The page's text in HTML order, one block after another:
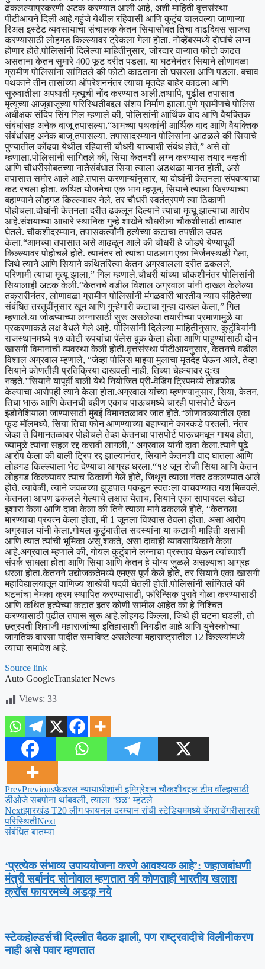
ढकलल्याप्रकरणी अटक करण्यात आली आहे, अशी माहिती वृत्तसंस्था
पीटीआयने दिली आहे.गहुंजे येथील रहिवासी आणि कुटुंब चालवल्या जाणाऱ्या
रिअल इस्टेट व्यवसायाचा संचालक केतन सियासोबत तिचा वाढदिवस साजरा
करण्यासाठी लोहगड किल्ल्यावर ट्रेकला गेला होता. नोव्हेंबरमध्ये दोघांचे लग्न
होणार होते.पोलिसांनी दिलेल्या माहितीनुसार, जोरदार वाऱ्यात फोटो काढत
असताना केतन सुमारे 400 फूट दरीत पडला. या घटनेनंतर सियाने लोणावळा
ग्रामीण पोलिसांना सांगितले की फोटो काढताना तो घसरला आणि पडला. बचाव
पथकाने तीन तासांच्या ऑपरेशननंतर त्याचा मृतदेह बाहेर काढला आणि
सुरुवातीला अपघाती मृत्यूची नोंद करण्यात आली.तथापि, पुढील तपासात
मृत्यूच्या आजूबाजूच्या परिस्थितीबद्दल संशय निर्माण झाला.पुणे ग्रामीणचे पोलिस
अधीक्षक संदिप सिंग गिल म्हणाले की, पोलिसांनी आर्थिक वाद आणि वैयक्तिक
संबंधांसह अनेक बाजू तपासल्या.“आमच्या पथकांनी आर्थिक वाद आणि वैयक्तिक
संबंधांसह अनेक बाजू तपासल्या. तपासादरम्यान पोलिसांना आढळले की सियाचे
पुण्यातील कोंढवा येथील रहिवासी चौधरी याच्याशी संबंध होते,” असे तो
म्हणाला.पोलिसांनी सांगितले की, सिया केतनशी लग्न करण्यास तयार नव्हती
आणि चौधरीसोबतच्या नातेसंबंधात सिया त्याला अडथळा मानत होती, असे
तपासात समोर आले आहे.तपास करणाऱ्यांनुसार, या दोघांनी केतनला संपवण्याचा
कट रचला होता. कथित योजनेचा एक भाग म्हणून, सियाने त्याला फिरण्याच्या
बहाण्याने लोहगड किल्ल्यावर नेले, तर चौधरी स्वतंत्रपणे त्या ठिकाणी
पोहोचला.दोघांनी केतनला दरीत ढकलून दिल्याने त्याचा मृत्यू झाल्याचा आरोप
आहे.संशयाच्या आधारे स्थानिक गुन्हे शाखेने चौधरीला चौकशीसाठी ताब्यात
घेतले. चौकशीदरम्यान, तपासकर्त्यांनी हत्येच्या कटाचा तपशील उघड
केला.“आमच्या तपासात असे आढळून आले की चौधरी हे जोडपे येण्यापूर्वी
किल्ल्यावर पोहोचले होते. त्यानंतर तो त्यांचा पाठलाग एका निर्जनस्थळी गेला,
जिथे त्याने आणि सियाने कथितरित्या केतन अग्रवालला दरीत ढकलले,
परिणामी त्याचा मृत्यू झाला,” गिल म्हणाले.चौधरी यांच्या चौकशीनंतर पोलिसांनी
सियालाही अटक केली.“केतनचे वडील विशाल अग्रवाल यांनी दाखल केलेल्या
तक्रारीनंतर, लोणावळा ग्रामीण पोलिसांनी मंगळवारी भारतीय न्याय संहितेच्या
संबंधित तरतुदींनुसार खून आणि गुन्हेगारी कटाचा गुन्हा दाखल केला,” गिल
म्हणाले.या जोडप्याच्या लग्नासाठी सुरू असलेल्या तयारीच्या प्रमाणामुळे या
प्रकरणाकडे लक्ष वेधले गेले आहे. पोलिसांनी दिलेल्या माहितीनुसार, कुटुंबियांनी
राजस्थानमध्ये १७ कोटी रुपयांचा पॅलेस बुक केला होता आणि पाहुण्यांसाठी दोन
खासगी विमानांची व्यवस्था केली होती.वृत्तसंस्था पीटीआयनुसार, केतनचे वडील
विशाल अग्रवाल म्हणाले, “जेव्हा पोलिस माझ्या मुलाचा मृतदेह घेऊन आले, तेव्हा
सियाने कोणतीही प्रतिक्रिया दाखवली नाही. तिच्या चेहऱ्यावर दुःख
नव्हते.”सियाने यापूर्वी बाली येथे नियोजित प्री-वेडिंग ट्रिपमध्ये तोडफोड
केल्याचा आरोपही त्याने केला होता.अग्रवाल यांच्या म्हणण्यानुसार, सिया, केतन,
तिचा भाऊ आणि केतनची बहीण एकाच पाऊचमध्ये चारही पासपोर्ट घेऊन
इंडोनेशियाला जाण्यासाठी मुंबई विमानतळावर जात होते.“लोणावळ्यातील एका
फूड मॉलमध्ये, सिया तिचा फोन आणण्याच्या बहाण्याने कारकडे परतली. नंतर
जेव्हा ते विमानतळावर पोहोचले तेव्हा केतनचा पासपोर्ट पाऊचमधून गायब होता,
ज्यामुळे त्यांना सहल रद्द करावी लागली,” अग्रवाल यांनी दावा केला.त्याने पुढे
आरोप केला की बाली ट्रिप रद्द झाल्यानंतर, सियाने केतनशी वाद घातला आणि
लोहगड किल्ल्याला भेट देण्याचा आग्रह धरला.“१४ जून रोजी सिया आणि केतन
लोहगड किल्ल्यावर त्याच ठिकाणी गेले होते, जिथून त्याला नंतर ढकलण्यात आले
होते. त्यावेळी, त्याने जवळच्या झुडपात पकडून स्वतःला वाचवण्यात यश मिळवले.
केतनला आपण ढकलले गेल्याचे लक्षात येताच, सियाने एका सापाबद्दल खोटा
इशारा केला आणि दावा केला की तिने त्याला मागे ढकलले होते, “केतनला
मारण्याचा प्रयत्न केला होता, मी 1 जूनला विश्वास ठेवला होता. असा आरोप
अग्रवाल यांनी केला.गोयल कुटुंबातील सदस्यांना या कटाची माहिती असावी
आणि त्यात त्यांची भूमिका असू शकते, असा दावाही व्यावसायिकाने केला
आहे.अग्रवाल म्हणाले की, गोयल कुटुंबाने लग्नाचा प्रस्ताव घेऊन त्यांच्याशी
संपर्क साधला होता आणि सिया आणि केतन हे योग्य जुळले असल्याचा आग्रह
धरला होता.केतनने उद्योजकतेमध्ये एमएस पूर्ण केले होते, तर सियाने एका खासगी
महाविद्यालयातून वाणिज्य शाखेची पदवी घेतली होती.पोलिसांनी सांगितले की
घटनांचा नेमका क्रम स्थापित करण्यासाठी, फॉरेन्सिक पुरावे गोळा करण्यासाठी
आणि कथित हत्येच्या कटात इतर कोणी सामील आहेत का हे निश्चित
करण्यासाठी पुढील तपास सुरू आहे.लोहगड किल्ला, जिथे ही घटना घडली, तो
छत्रपती शिवाजी महाराजांच्या इतिहासाशी निगडीत आहे आणि युनेस्कोच्या
जागतिक वारसा यादीत समाविष्ट असलेल्या महाराष्ट्रातील 12 किल्ल्यांमध्ये
त्याचा समावेश आहे.
Source link
Auto GoogleTranslater News
Views: 33
PrevPreviousफेडरल न्यायाधीशांनी इमिग्रेशन चौकशीबद्दल टीम वॉल्झसाठी
डीओजे सबपोना थांबवली, त्याला ‘छळ’ म्हटले
Nextझारखंड T20 लीग फायनल दरम्यान रांची स्टेडियममध्ये चेंगराचेंगरीसारखी
परिस्थितीNext
संबंधित बातम्या
‘प्रत्येक संभाव्य उपाययोजना करणे आवश्यक आहे’: जहाजबांधणी
मंत्री सर्बानंद सोनोवाल म्हणतात की कोणताही भारतीय खलाश
क्रॉस फायरमध्ये अडकू नये
स्टेकहोल्डर्सची दिल्लीत बैठक झाली, पण राष्ट्रवादीचे विलीनीकरण
नाही असे पवार म्हणतात